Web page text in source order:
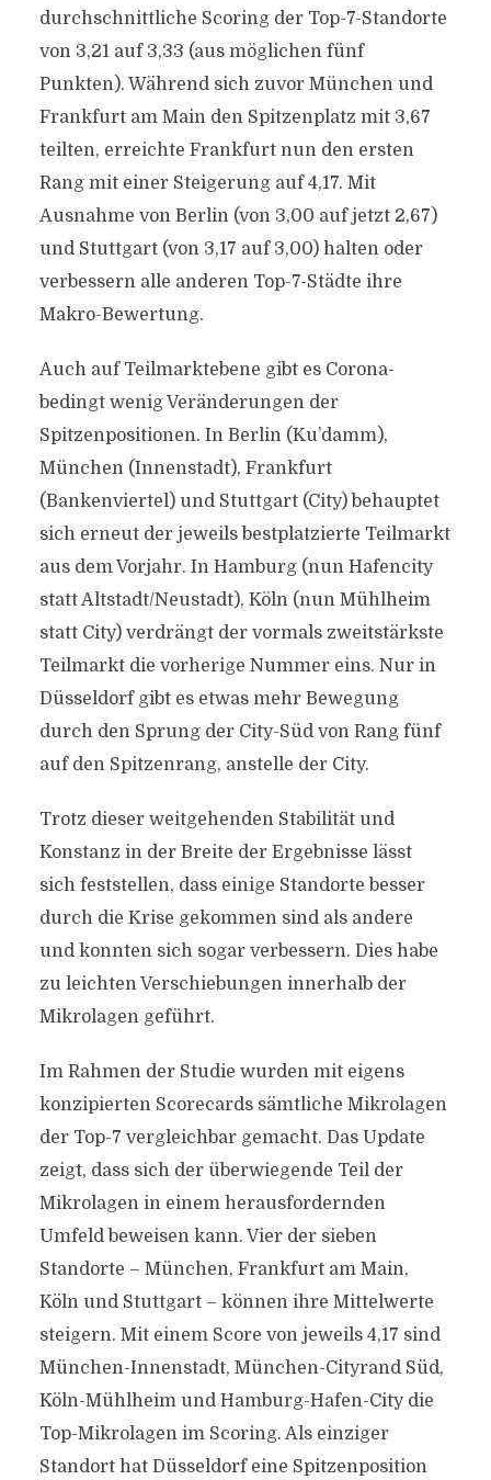
durchschnittliche Scoring der Top-7-Standorte
von 3,21 auf 3,33 (aus möglichen fünf
Punkten). Während sich zuvor München und
Frankfurt am Main den Spitzenplatz mit 3,67
teilten, erreichte Frankfurt nun den ersten
Rang mit einer Steigerung auf 4,17. Mit
Ausnahme von Berlin (von 3,00 auf jetzt 2,67)
und Stuttgart (von 3,17 auf 3,00) halten oder
verbessern alle anderen Top-7-Städte ihre
Makro-Bewertung.
Auch auf Teilmarktebene gibt es Corona-
bedingt wenig Veränderungen der
Spitzenpositionen. In Berlin (Ku’damm),
München (Innenstadt), Frankfurt
(Bankenviertel) und Stuttgart (City) behauptet
sich erneut der jeweils bestplatzierte Teilmarkt
aus dem Vorjahr. In Hamburg (nun Hafencity
statt Altstadt/Neustadt), Köln (nun Mühlheim
statt City) verdrängt der vormals zweitstärkste
Teilmarkt die vorherige Nummer eins. Nur in
Düsseldorf gibt es etwas mehr Bewegung
durch den Sprung der City-Süd von Rang fünf
auf den Spitzenrang, anstelle der City.
Trotz dieser weitgehenden Stabilität und
Konstanz in der Breite der Ergebnisse lässt
sich feststellen, dass einige Standorte besser
durch die Krise gekommen sind als andere
und konnten sich sogar verbessern. Dies habe
zu leichten Verschiebungen innerhalb der
Mikrolagen geführt.
Im Rahmen der Studie wurden mit eigens
konzipierten Scorecards sämtliche Mikrolagen
der Top-7 vergleichbar gemacht. Das Update
zeigt, dass sich der überwiegende Teil der
Mikrolagen in einem herausfordernden
Umfeld beweisen kann. Vier der sieben
Standorte – München, Frankfurt am Main,
Köln und Stuttgart – können ihre Mittelwerte
steigern. Mit einem Score von jeweils 4,17 sind
München-Innenstadt, München-Cityrand Süd,
Köln-Mühlheim und Hamburg-Hafen-City die
Top-Mikrolagen im Scoring. Als einziger
Standort hat Düsseldorf eine Spitzenposition